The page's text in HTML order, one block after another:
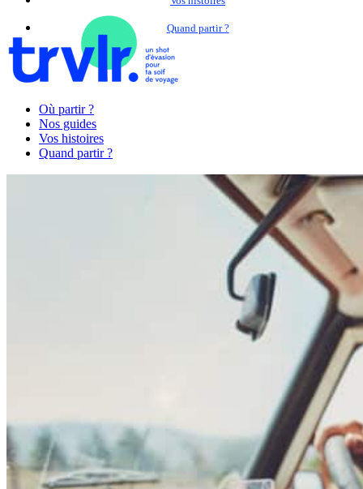
Quand partir ?
Où partir ?
Nos guides
Vos histoires
Quand partir ?